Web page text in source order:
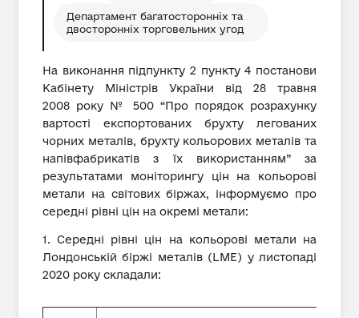
Департамент багатосторонніх та
двосторонніх торговельних угод
На виконання підпункту 2 пункту 4 постанови
Кабінету Міністрів України від 28 травня
2008 року № 500 “Про порядок розрахунку
вартості експортованих брухту легованих
чорних металів, брухту кольорових металів та
напівфабрикатів з їх використанням” за
результатами моніторингу цін на кольорові
метали на світових біржах, інформуємо про
середні рівні цін на окремі метали:
1. Середні рівні цін на кольорові метали на
Лондонській біржі металів (LME) у листопаді
2020 року складали: